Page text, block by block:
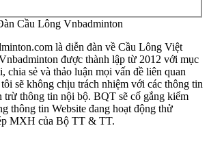
Cầu Lông Vnbadminton
là diễn đàn về Cầu Lông Việt
được thành lập từ 2012 với mục
chia sẻ và thảo luận mọi vấn đề liên quan
sẽ không chịu trách nhiệm với các thông tin
trừ thông tin nội bộ. BQT sẽ cố gắng kiểm
thông tin Website đang hoạt động thử
MXH của Bộ TT & TT.